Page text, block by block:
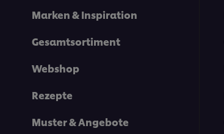
Marken & Inspiration
Gesamtsortiment
Webshop
Rezepte
Muster & Angebote